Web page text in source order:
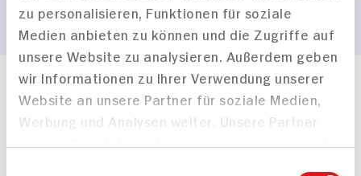
zu personalisieren, Funktionen für soziale
Medien anbieten zu können und die Zugriffe auf
unsere Website zu analysieren. Außerdem geben
wir Informationen zu Ihrer Verwendung unserer
Website an unsere Partner für soziale Medien,
Werbung und Analysen weiter. Unsere Partner
Mehr Informationen in unserem FAQ
Wir beantworten gerne Ihre Fragen